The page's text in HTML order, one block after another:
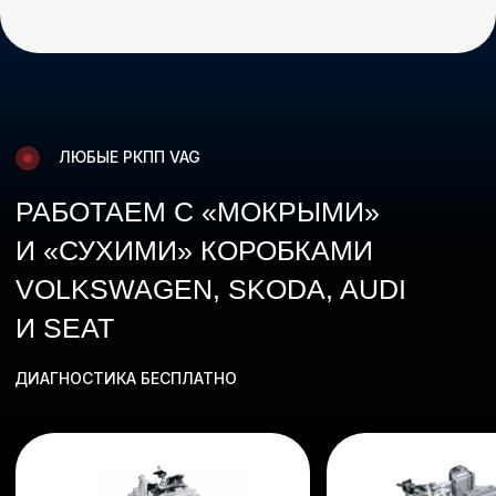
04 ЭТАП
Дефектовка
Иногда требуется снятие поддона
и осмотр гидравлической части КПП
и расчет стоимости ремонта
или обслуживания